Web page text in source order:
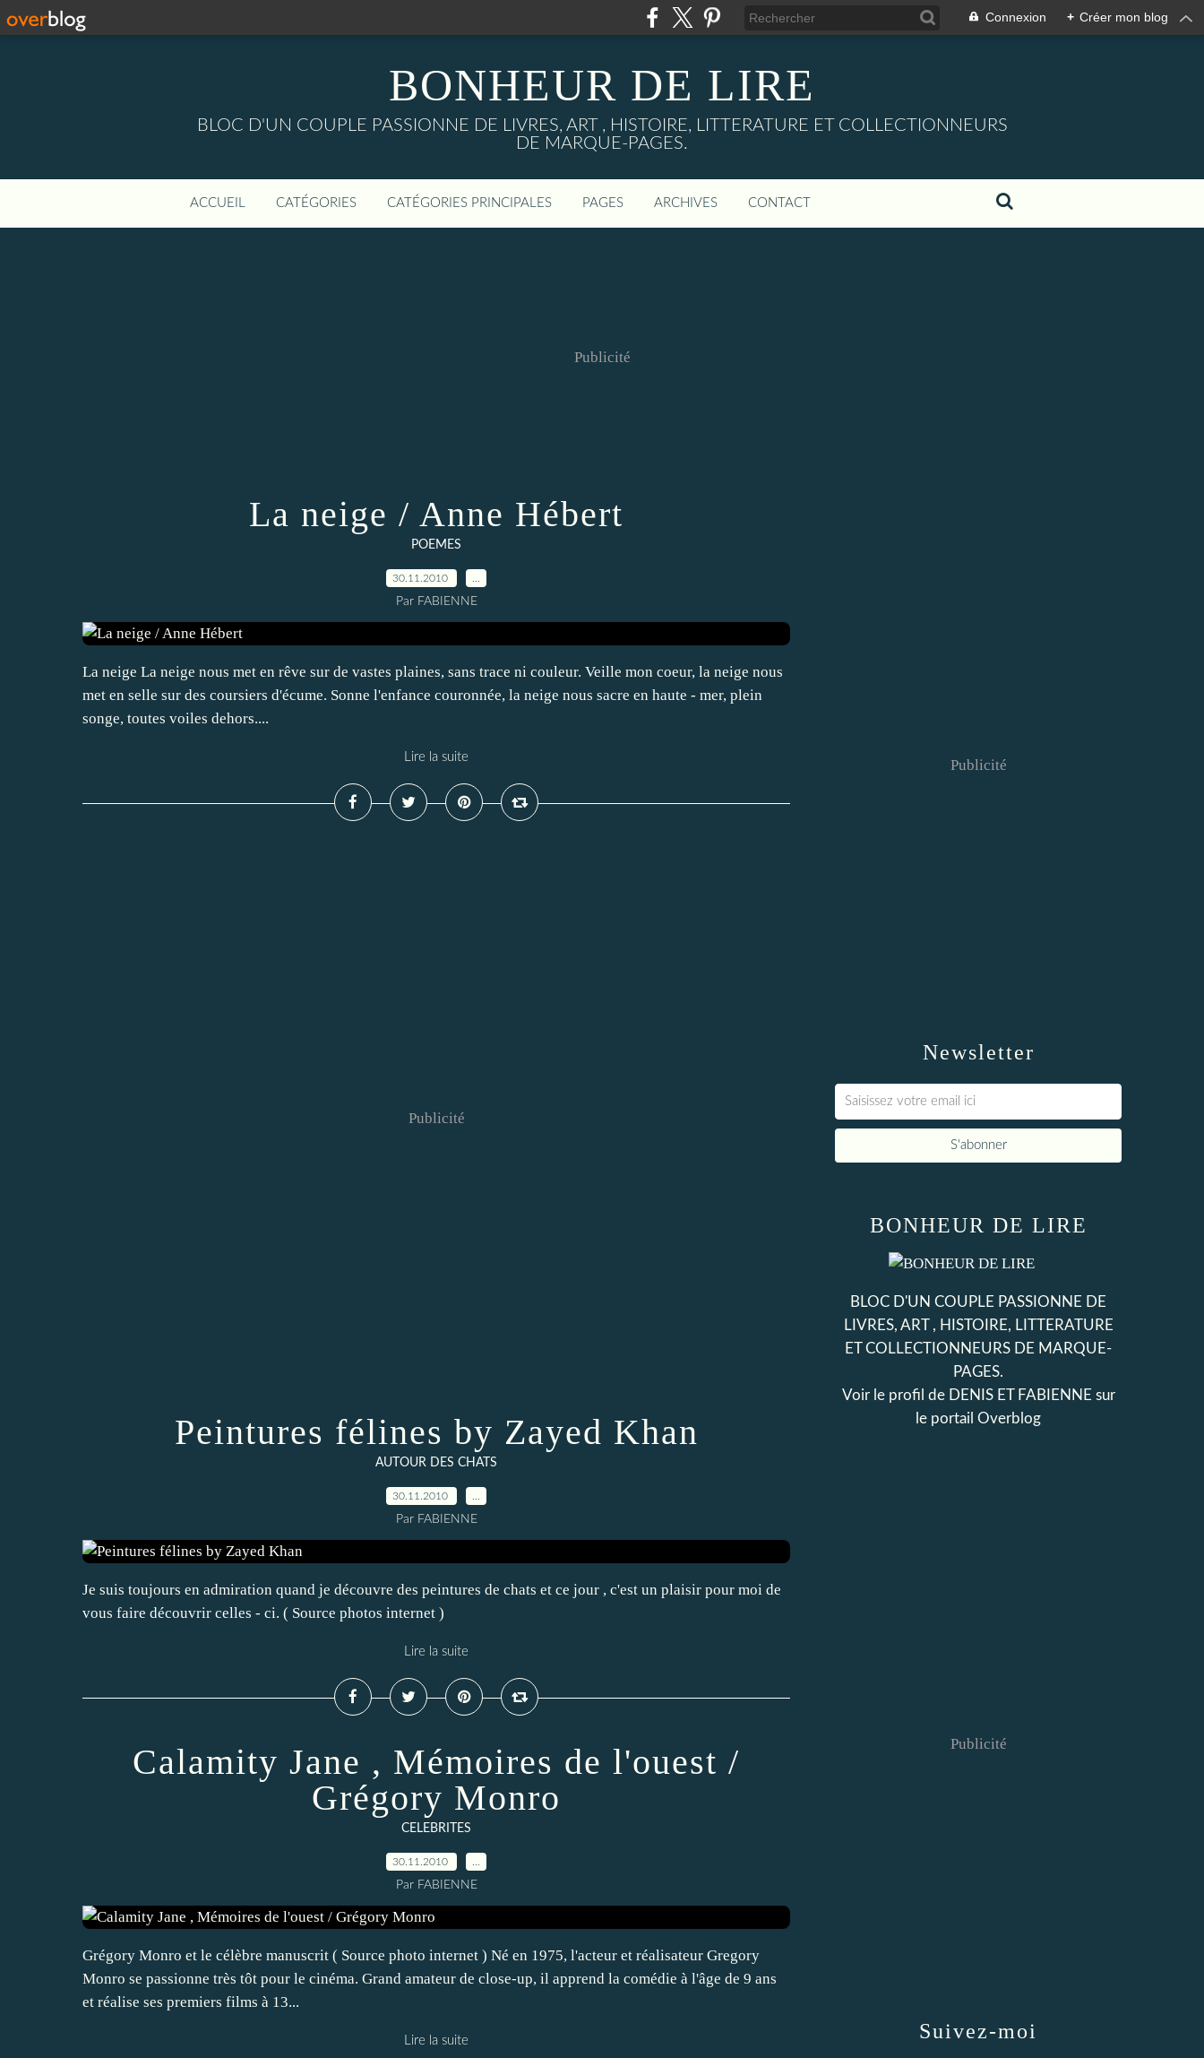
Connexion + Créer mon blog
BONHEUR DE LIRE
BLOC D'UN COUPLE PASSIONNE DE LIVRES, ART , HISTOIRE, LITTERATURE ET COLLECTIONNEURS
DE MARQUE-PAGES.
ACCUEIL CATÉGORIES CATÉGORIES PRINCIPALES PAGES ARCHIVES CONTACT
Publicité
La neige / Anne Hébert
POEMES
30.11.2010
Par FABIENNE
La neige La neige nous met en rêve sur de vastes plaines, sans trace ni couleur. Veille mon coeur, la neige nous
met en selle sur des coursiers d'écume. Sonne l'enfance couronnée, la neige nous sacre en haute - mer, plein
songe, toutes voiles dehors....
Lire la suite
Publicité
Peintures félines by Zayed Khan
AUTOUR DES CHATS
30.11.2010
Par FABIENNE
Je suis toujours en admiration quand je découvre des peintures de chats et ce jour , c'est un plaisir pour moi de
vous faire découvrir celles - ci. ( Source photos internet )
Lire la suite
Calamity Jane , Mémoires de l'ouest /
Grégory Monro
CELEBRITES
30.11.2010
Par FABIENNE
Grégory Monro et le célèbre manuscrit ( Source photo internet ) Né en 1975, l'acteur et réalisateur Gregory
Monro se passionne très tôt pour le cinéma. Grand amateur de close-up, il apprend la comédie à l'âge de 9 ans
et réalise ses premiers films à 13...
Lire la suite
Newsletter
Publicité
BONHEUR DE LIRE
BLOC D'UN COUPLE PASSIONNE DE
LIVRES, ART , HISTOIRE, LITTERATURE
ET COLLECTIONNEURS DE MARQUE-
PAGES.
Voir le profil de DENIS ET FABIENNE sur
le portail Overblog
Suivez-moi
Publicité